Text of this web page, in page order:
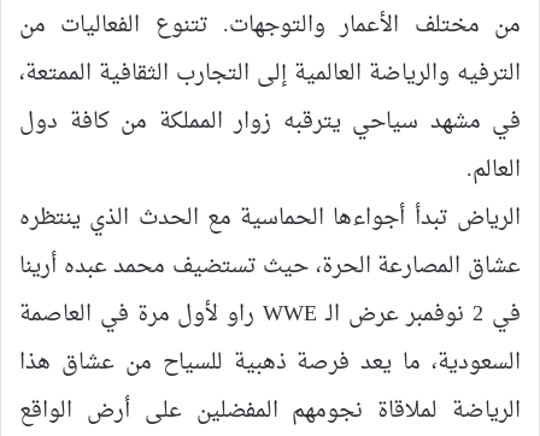
من مختلف الأعمار والتوجهات. تتنوع الفعاليات من
الترفيه والرياضة العالمية إلى التجارب الثقافية الممتعة،
في مشهد سياحي يترقبه زوار المملكة من كافة دول
العالم.
الرياض تبدأ أجواءها الحماسية مع الحدث الذي ينتظره
عشاق المصارعة الحرة، حيث تستضيف محمد عبده أرينا
في 2 نوفمبر عرض الـ WWE راو لأول مرة في العاصمة
السعودية، ما يعد فرصة ذهبية للسياح من عشاق هذا
الرياضة لملاقاة نجومهم المفضلين على أرض الواقع